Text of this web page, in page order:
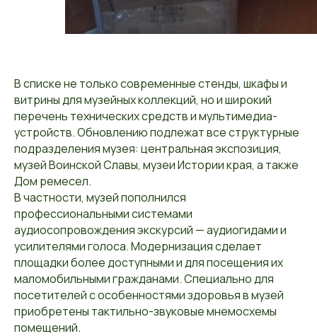
В списке не только современные стенды, шкафы и
витрины для музейных коллекций, но и широкий
перечень технических средств и мультимедиа-
устройств. Обновлению подлежат все структурные
подразделения музея: центральная экспозиция,
музей Воинской Славы, музеи Истории края, а также
Дом ремесел.
В частности, музей пополнился
профессиональными системами
аудиосопровождения экскурсий — аудиогидами и
усилителями голоса. Модернизация сделает
площадки более доступными и для посещения их
маломобильными гражданами. Специально для
посетителей с особенностями здоровья в музей
приобретены тактильно-звуковые мнемосхемы
помещений.